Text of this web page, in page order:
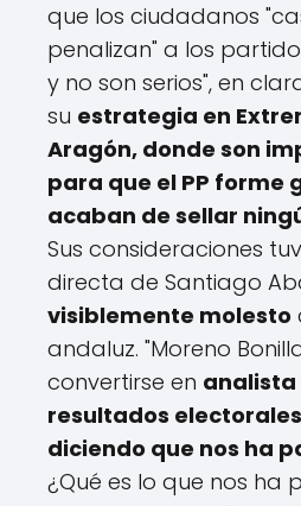
que los ciudadanos
penalizan" a los
y no son serios", en
su estrategia en
Aragón, donde son
para que el PP forme
acaban de sellar
Sus consideraciones
directa de Santiago
visiblemente molesto
andaluz. "Moreno
convertirse en analista
resultados
diciendo que nos ha
¿Qué es lo que nos